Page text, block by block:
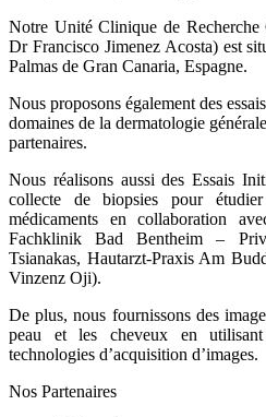
Notre Unité Clinique de
Dr Francisco Jimenez Acosta) est
Palmas de Gran Canaria, Espagne.
Nous proposons également des
domaines de la dermatologie
partenaires.
Nous réalisons aussi des Essais
collecte de biopsies pour
médicaments en collaboration
Fachklinik Bad Bentheim –
Tsianakas, Hautarzt-Praxis Am
Vinzenz Oji).
De plus, nous fournissons des
peau et les cheveux en
technologies d’acquisition d’images.
Nos Partenaires